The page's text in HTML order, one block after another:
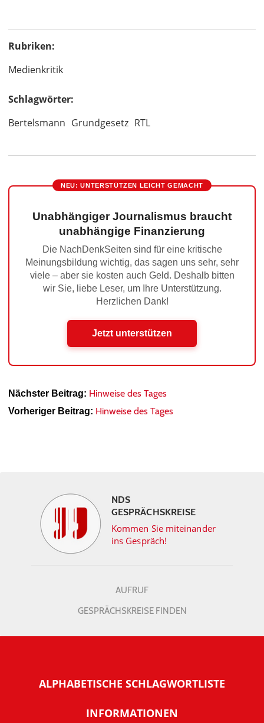
Rubriken:
Medienkritik
Schlagwörter:
Bertelsmann Grundgesetz RTL
NEU: UNTERSTÜTZEN LEICHT GEMACHT
Unabhängiger Journalismus braucht
unabhängige Finanzierung
Die NachDenkSeiten sind für eine kritische
Meinungsbildung wichtig, das sagen uns sehr, sehr
viele – aber sie kosten auch Geld. Deshalb bitten
wir Sie, liebe Leser, um Ihre Unterstützung.
Herzlichen Dank!
Jetzt unterstützen
Nächster Beitrag: Hinweise des Tages
Vorheriger Beitrag: Hinweise des Tages
NDS
GESPRÄCHSKREISE
Kommen Sie miteinander
ins Gespräch!
AUFRUF
GESPRÄCHSKREISE FINDEN
ALPHABETISCHE SCHLAGWORTLISTE
INFORMATIONEN